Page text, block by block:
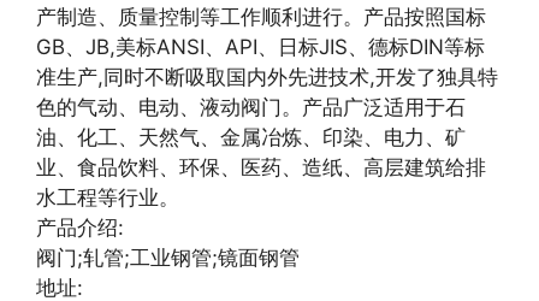
产制造、质量控制等工作顺利进行。产品按照国标
GB、JB,美标ANSI、API、日标JIS、德标DIN等标
准生产,同时不断吸取国内外先进技术,开发了独具特
色的气动、电动、液动阀门。产品广泛适用于石
油、化工、天然气、金属冶炼、印染、电力、矿
业、食品饮料、环保、医药、造纸、高层建筑给排
水工程等行业。
产品介绍:
阀门;轧管;工业钢管;镜面钢管
地址: